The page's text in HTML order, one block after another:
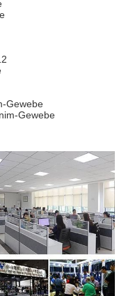
Gewebe
Gewebe